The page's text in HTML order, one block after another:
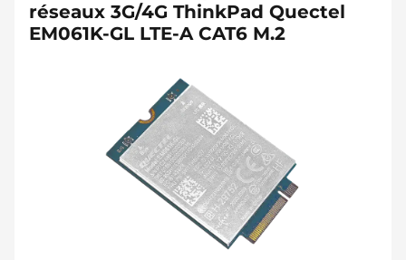
réseaux 3G/4G ThinkPad Quectel
EM061K-GL LTE-A CAT6 M.2